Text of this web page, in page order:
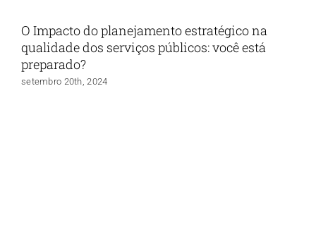
O Impacto do planejamento estratégico na
qualidade dos serviços públicos: você está
preparado?
setembro 20th, 2024